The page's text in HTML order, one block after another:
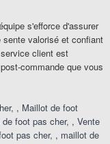
s'efforce d'assurer
valorisé et confiant
client est
commande que vous
, Maillot de foot
foot pas cher , Vente
pas cher , maillot de